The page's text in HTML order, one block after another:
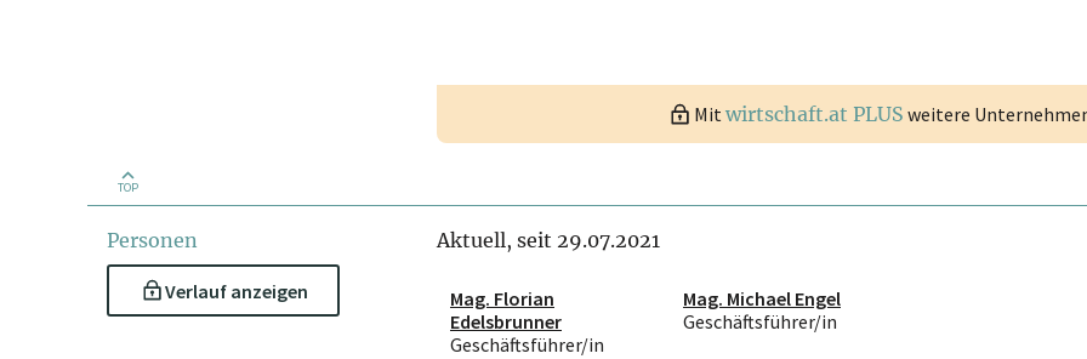
Mitwirtschaft.at PLUS weitere
TOP
Personen
Verlauf anzeigen
Aktuell, seit 29.07.2021
Mag. Florian
Edelsbrunner
Geschäftsführer/in
Mag. Michael Engel
Geschäftsführer/in